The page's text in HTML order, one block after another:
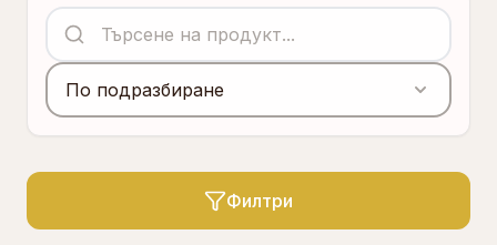
По подразбиране
Филтри